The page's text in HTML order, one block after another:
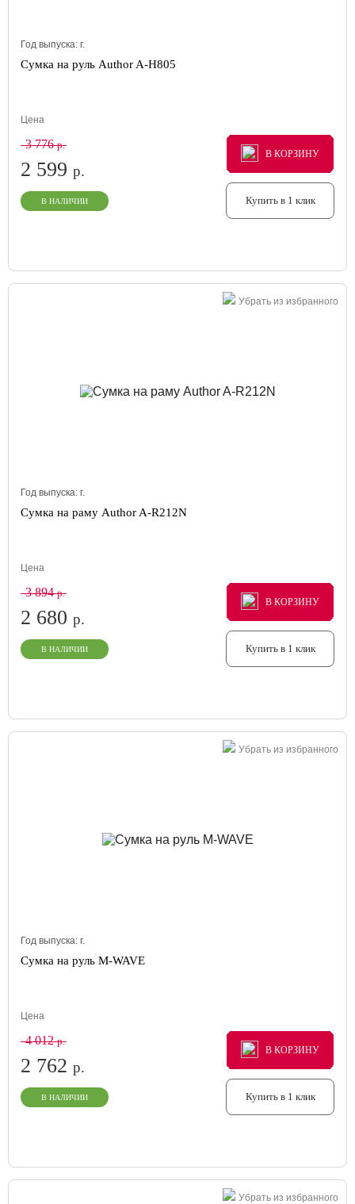
Год выпуска: г.
Сумка на руль Author A-H805
Цена
3 776р.
2 599 р.
В НАЛИЧИИ
В КОРЗИНУ
В КОРЗИНУ
В КОРЗИНУ
Купить в 1 клик
Убрать из избранного
Год выпуска: г.
Сумка на раму Author A-R212N
Цена
3 894р.
2 680 р.
В НАЛИЧИИ
В КОРЗИНУ
В КОРЗИНУ
В КОРЗИНУ
Купить в 1 клик
Убрать из избранного
Год выпуска: г.
Сумка на руль M-WAVE
Цена
4 012р.
2 762 р.
В НАЛИЧИИ
В КОРЗИНУ
В КОРЗИНУ
В КОРЗИНУ
Купить в 1 клик
Убрать из избранного